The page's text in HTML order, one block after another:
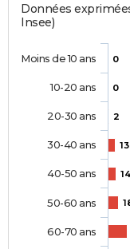
Données
Insee)
0
0
2
13
14
Moins de 10 ans
10-20 ans
20-30 ans
30-40 ans
40-50 ans
50-60 ans
60-70 ans